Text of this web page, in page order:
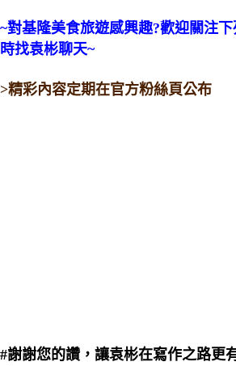
~對基隆美食旅遊感興趣?歡迎關注
時找袁彬聊天~
>精彩內容定期在官方粉絲頁公布
#謝謝您的讚，讓袁彬在寫作之路更